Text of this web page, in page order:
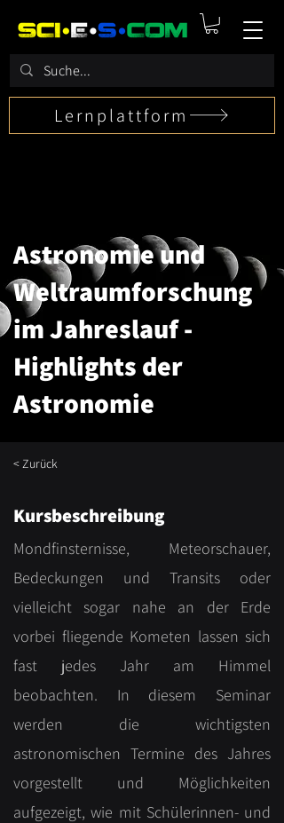
Lernplattform
Astronomie und
Weltraumforschung
im Jahreslauf -
Highlights der
Astronomie
< Zurück
Kursbeschreibung
Mondfinsternisse, Meteorschauer,
Bedeckungen und Transits oder
vielleicht sogar nahe an der Erde
vorbei fliegende Kometen lassen sich
fast jedes Jahr am Himmel
beobachten. In diesem Seminar
werden die wichtigsten
astronomischen Termine des Jahres
vorgestellt und Möglichkeiten
aufgezeigt, wie mit Schülerinnen- und